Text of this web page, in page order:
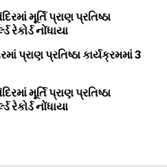
મૂર્તિ પ્રાણ પ્રતિષ્ઠા
રેકોર્ડ નોંધાયા
પ્રાણ પ્રતિષ્ઠા કાર્યક્રમમાં 3
મૂર્તિ પ્રાણ પ્રતિષ્ઠા
રેકોર્ડ નોંધાયા